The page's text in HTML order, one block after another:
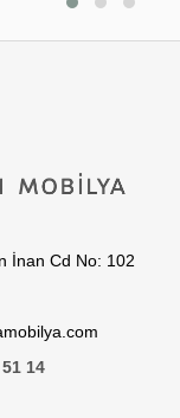
İnan Cd No: 102
14